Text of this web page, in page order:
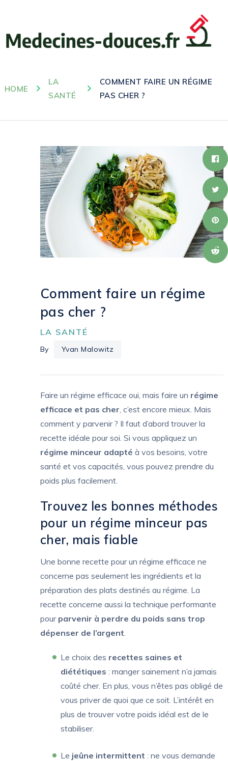
HOME
LA
SANTÉ
COMMENT FAIRE UN RÉGIME
PAS CHER ?
Comment faire un régime
pas cher ?
LA SANTÉ
By Yvan Malowitz
Faire un régime efficace oui, mais faire un régime
efficace et pas cher , c’est encore mieux. Mais
comment y parvenir ? Il faut d’abord trouver la
recette idéale pour soi. Si vous appliquez un
régime minceur adapté à vos besoins, votre
santé et vos capacités, vous pouvez prendre du
poids plus facilement.
Trouvez les bonnes méthodes
pour un régime minceur pas
cher, mais fiable
Une bonne recette pour un régime efficace ne
concerne pas seulement les ingrédients et la
préparation des plats destinés au régime. La
recette concerne aussi la technique performante
pour parvenir à perdre du poids sans trop
dépenser de l’argent
Le choix des recettes saines et
diététiques : manger sainement n’a jamais
coûté cher. En plus, vous n’êtes pas obligé de
vous priver de quoi que ce soit. L’intérêt en
plus de trouver votre poids idéal est de le
stabiliser.
Le jeûne intermittent : ne vous demande